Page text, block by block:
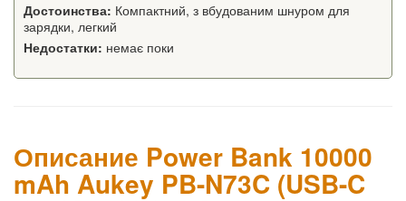
Достоинства: Компактний, з вбудованим шнуром для
зарядки, легкий
Недостатки: немає поки
Описание Power Bank 10000
mAh Aukey PB-N73C (USB-C